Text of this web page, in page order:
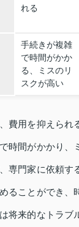
れる
手続きが複雑
で時間がかか
る、ミスのリ
スクが高い
費用を抑えられ
時間がかかり、
専門家に依頼す
ることができ、
将来的なトラブ